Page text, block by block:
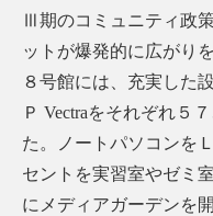
Ⅲ期のコミュニティ政
ットが爆発的に広がり
８号館には、充実した
Ｐ Vectraをそれぞれ５
た。ノートパソコンを
セントを実習室やゼミ
にメディアガーデンを